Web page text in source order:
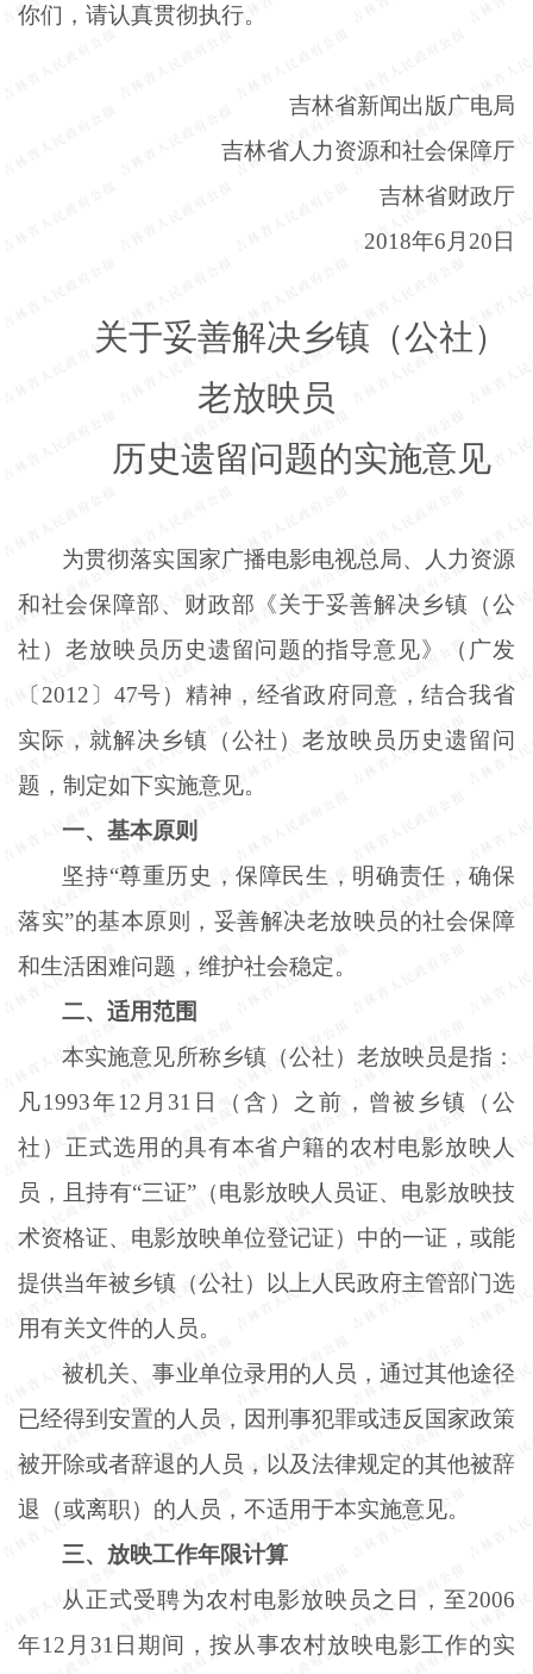
你们，请认真贯彻执行。
吉林省新闻出版广电局
吉林省人力资源和社会保障厅
吉林省财政厅
2018年6月20日
关于妥善解决乡镇（公社）
老放映员
历史遗留问题的实施意见
为贯彻落实国家广播电影电视总局、人力资源
和社会保障部、财政部《关于妥善解决乡镇（公
社）老放映员历史遗留问题的指导意见》（广发
〔2012〕47号）精神，经省政府同意，结合我省
实际，就解决乡镇（公社）老放映员历史遗留问
题，制定如下实施意见。
一、基本原则
坚持“尊重历史，保障民生，明确责任，确保
落实”的基本原则，妥善解决老放映员的社会保障
和生活困难问题，维护社会稳定。
二、适用范围
本实施意见所称乡镇（公社）老放映员是指：
凡1993年12月31日（含）之前，曾被乡镇（公
社）正式选用的具有本省户籍的农村电影放映人
员，且持有“三证”（电影放映人员证、电影放映技
术资格证、电影放映单位登记证）中的一证，或能
提供当年被乡镇（公社）以上人民政府主管部门选
用有关文件的人员。
被机关、事业单位录用的人员，通过其他途径
已经得到安置的人员，因刑事犯罪或违反国家政策
被开除或者辞退的人员，以及法律规定的其他被辞
退（或离职）的人员，不适用于本实施意见。
三、放映工作年限计算
从正式受聘为农村电影放映员之日，至2006
年12月31日期间，按从事农村放映电影工作的实